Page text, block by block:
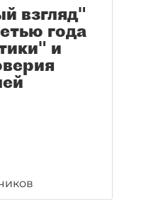
взгляд"
года
и